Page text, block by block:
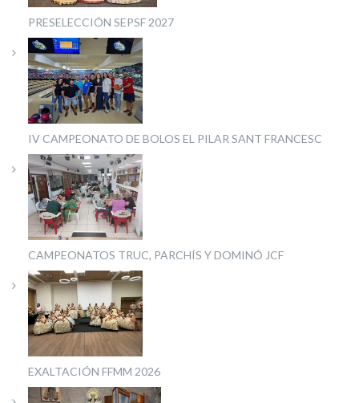
PRESELECCIÓN SEPSF 2027
IV CAMPEONATO DE BOLOS EL PILAR SANT FRANCESC
CAMPEONATOS TRUC, PARCHÍS Y DOMINÓ JCF
EXALTACIÓN FFMM 2026